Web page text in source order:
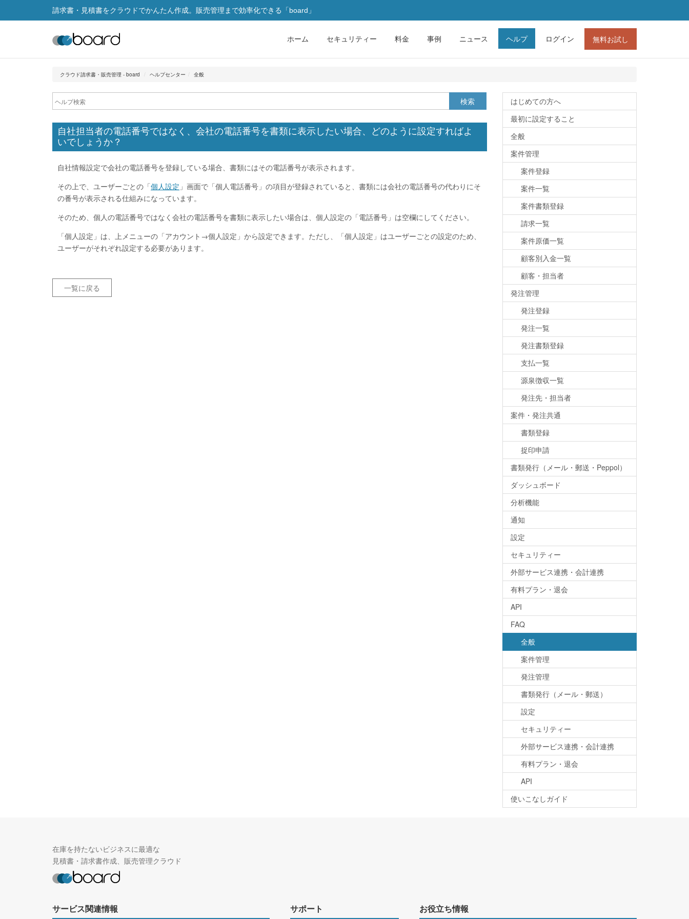
請求書・見積書をクラウドでかんたん作成。販売管理まで効率化できる「board」
ホーム セキュリティー 料金 事例 ニュース ヘルプ ログイン 無料お試し
クラウド請求書・販売管理 - board ヘルプセンター 全般
検索
自社担当者の電話番号ではなく、会社の電話番号を書類に表示したい場合、どのように設定すればよ
いでしょうか？
自社情報設定で会社の電話番号を登録している場合、書類にはその電話番号が表示されます。
その上で、ユーザーごとの「個人設定 」画面で「個人電話番号」の項目が登録されていると、書類には会社の電話番号の代わりにそ
の番号が表示される仕組みになっています。
そのため、個人の電話番号ではなく会社の電話番号を書類に表示したい場合は、個人設定の「電話番号」は空欄にしてください。
「個人設定」は、上メニューの「アカウント→個人設定」から設定できます。ただし、「個人設定」はユーザーごとの設定のため、
ユーザーがそれぞれ設定する必要があります。
一覧に戻る
はじめての方へ
最初に設定すること
全般
案件管理
案件登録
案件一覧
案件書類登録
請求一覧
案件原価一覧
顧客別入金一覧
顧客・担当者
発注管理
発注登録
発注一覧
発注書類登録
支払一覧
源泉徴収一覧
発注先・担当者
案件・発注共通
書類登録
捉印申請
書類発行（メール・郵送・Peppol）
ダッシュボード
分析機能
通知
設定
セキュリティー
外部サービス連携・会計連携
有料プラン・退会
API
FAQ
全般
案件管理
発注管理
書類発行（メール・郵送）
設定
セキュリティー
外部サービス連携・会計連携
有料プラン・退会
API
使いこなしガイド
在庫を持たないビジネスに最適な
見積書・請求書作成、販売管理クラウド
サービス関連情報 サポート お役立ち情報